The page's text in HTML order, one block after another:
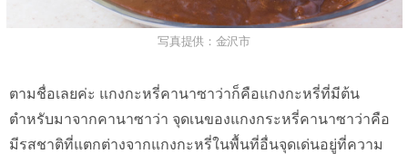
写真提供：金沢市
ตามชื่อเลยค่ะ แกงกะหรี่คานาซาว่าก็คือแกงกะหรี่ที่มีต้น
ตำหรับมาจากคานาซาว่า จุดเนของแกงกระหรี่คานาซาว่าคือ
มีรสชาติที่แตกต่างจากแกงกะหรี่ในพื้นที่อื่นจุดเด่นอยู่ที่ความ